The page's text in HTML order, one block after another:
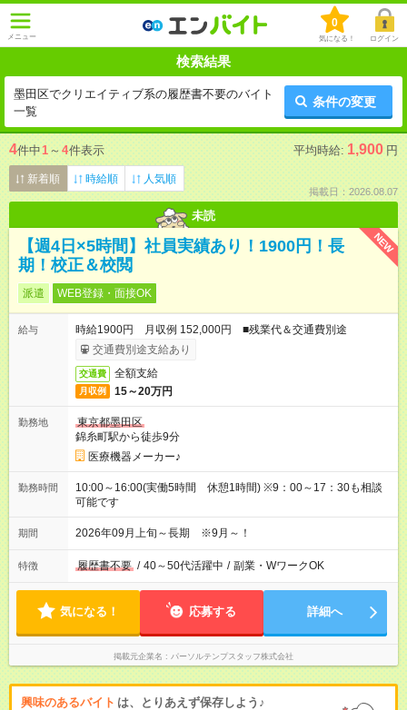
メニュー
0
気になる！ ログイン
検索結果
墨田区でクリエイティブ系の履歴書不要のバイト
一覧
条件の変更
4件中1 ～ 4件表示 平均時給: 1,900 円
新着順 時給順 人気順
掲載日：2026.08.07
未読
NEW
【週4日×5時間】社員実績あり！1900円！長
期！校正＆校閲
派遣 WEB登録・面接OK
給与
時給1900円 月収例 152,000円 ■残業代＆交通費別途
交通費別途支給あり
交通費 全額支給
月収例 15～20万円
勤務地
東京都墨田区
錦糸町駅から徒歩9分
医療機器メーカー♪
勤務時間
10:00～16:00(実働5時間 休憩1時間) ※9：00～17：30も相談
可能です
期間 2026年09月上旬～長期 ※9月～！
特徴 履歴書不要 / 40～50代活躍中 / 副業・WワークOK
気になる！ 応募する 詳細へ
掲載元企業名 パーソルテンプスタッフ株式会社
興味のあるバイト は、とりあえず保存しよう♪